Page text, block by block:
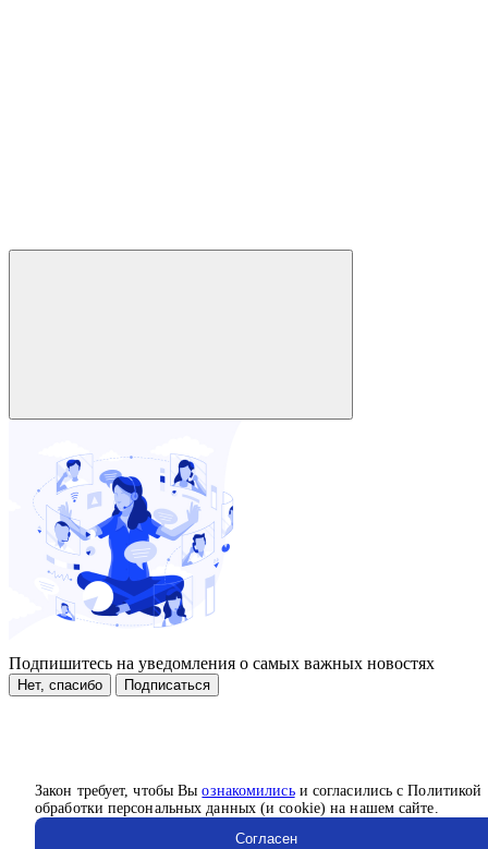
Закон требует, чтобы Выознакомилисьи согласились с Политикой
обработки персональных данных (и cookie) на нашем сайте.
Согласен
Подпишитесь на уведомления о самых важных новостях
Нет, спасибо Подписаться